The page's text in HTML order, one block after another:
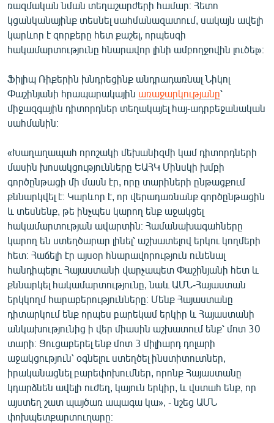
ռազմական նման տեղաշարժերի համար։ Հետո
կցանկանայինք տեսնել սահմանազատում, սակայն ավելի
կարևոր է զորքերը հետ քաշել, որպեսզի
հակամարտությունը հնարավոր լինի ամբողջովին լուծել»։
Ֆիլիպ Ռիքերին խնդրեցինք անդրադառնալ Նիկոլ
Փաշինյանի հրապարակային առաջարկությանը՝
միջազգային դիտորդներ տեղակայել հայ-ադրբեջանական
սահմանին։
«Խաղաղապահ որոշակի մեխանիզմի կամ դիտորդների
մասին խոսակցությունները ԵԱՀԿ Մինսկի խմբի
գործընթացի մի մասն էր, որը տարիների ընթացքում
քննարկվել է։ Կարևոր է, որ վերադառնանք գործընթացին
և տեսնենք, թե ինչպես կարող ենք աջակցել
հակամարտության ավարտին։ Համանախագահները
կարող են ստեղծարար լինել՝ աշխատելով երկու կողմերի
հետ։ Հաճելի էր այսօր հնարավորություն ունենալ
հանդիպելու Հայաստանի վարչապետ Փաշինյանի հետ և
քննարկել հակամարտությունը, նաև ԱՄՆ-Հայաստան
երկկողմ հարաբերությունները։ Մենք Հայաստանը
դիտարկում ենք որպես բարեկամ երկիր և Հայաստանի
անկախությունից ի վեր միասին աշխատում ենք՝ մոտ 30
տարի։ Ցուցաբերել ենք մոտ 3 միլիարդ դոլարի
աջակցություն՝ օգնելու ստեղծել ինստիտուտներ,
իրականացնել բարեփոխումներ, որոնք Հայաստանը
կդարձնեն ավելի ուժեղ, կայուն երկիր, և վստահ ենք, որ
այստեղ շատ պայծառ ապագա կա», - նշեց ԱՄՆ
փոխպետքարտուղարը։